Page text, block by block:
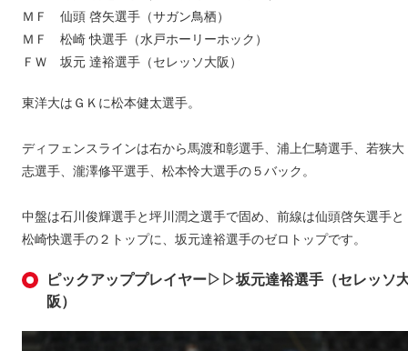
ＭＦ 仙頭 啓矢選手（サガン鳥栖）
ＭＦ 松崎 快選手（水戸ホーリーホック）
ＦＷ 坂元 達裕選手（セレッソ大阪）
東洋大はＧＫに松本健太選手。
ディフェンスラインは右から馬渡和彰選手、浦上仁騎選手、若狭大
志選手、瀧澤修平選手、松本怜大選手の５バック。
中盤は石川俊輝選手と坪川潤之選手で固め、前線は仙頭啓矢選手と
松崎快選手の２トップに、坂元達裕選手のゼロトップです。
ピックアッププレイヤー▷▷坂元達裕選手（セレッソ
阪）